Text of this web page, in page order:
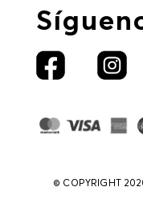
© COPYRIGHT